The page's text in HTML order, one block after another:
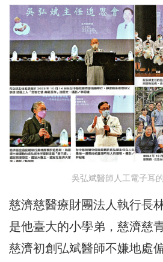
吳弘斌醫師人工電子耳
慈濟慈醫療財團法人執行長
是他臺大的小學弟，慈濟慈
慈濟初創弘斌醫師不嫌地處